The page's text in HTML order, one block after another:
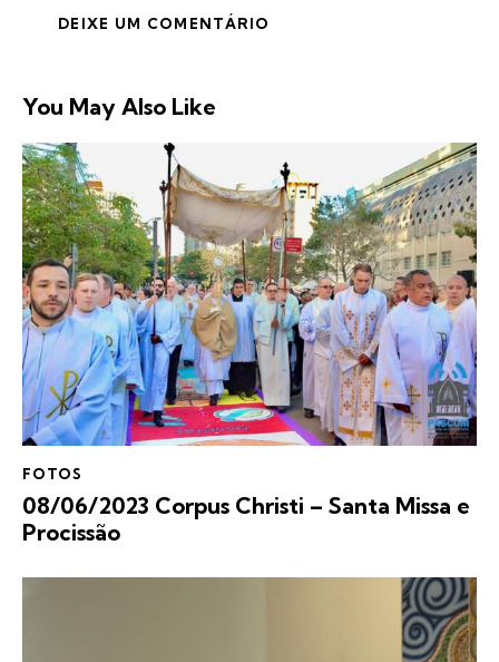
You May Also Like
FOTOS
08/06/2023 Corpus Christi – Santa Missa e
Procissão